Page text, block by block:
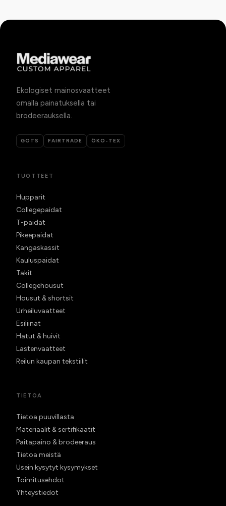
Ekologiset mainosvaatteet
omalla painatuksella tai
brodeerauksella.
GOTS FAIRTRADE ÖKO-TEX
TUOTTEET
Hupparit
Collegepaidat
T-paidat
Pikeepaidat
Kangaskassit
Kauluspaidat
Takit
Collegehousut
Housut & shortsit
Urheiluvaatteet
Esiliinat
Hatut & huivit
Lastenvaatteet
Reilun kaupan tekstiilit
TIETOA
Tietoa puuvillasta
Materiaalit & sertifikaatit
Paitapaino & brodeeraus
Tietoa meistä
Usein kysytyt kysymykset
Toimitusehdot
Yhteystiedot